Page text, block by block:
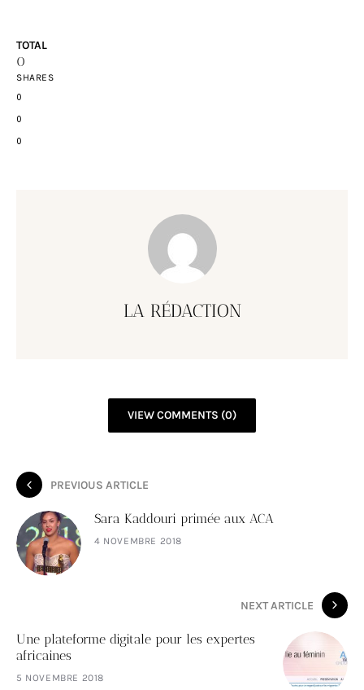
TOTAL
0
SHARES
0
0
0
LA RÉDACTION
VIEW COMMENTS (0)
PREVIOUS ARTICLE
Sara Kaddouri primée aux ACA
4 NOVEMBRE 2018
NEXT ARTICLE
Une plateforme digitale pour les expertes
africaines
5 NOVEMBRE 2018